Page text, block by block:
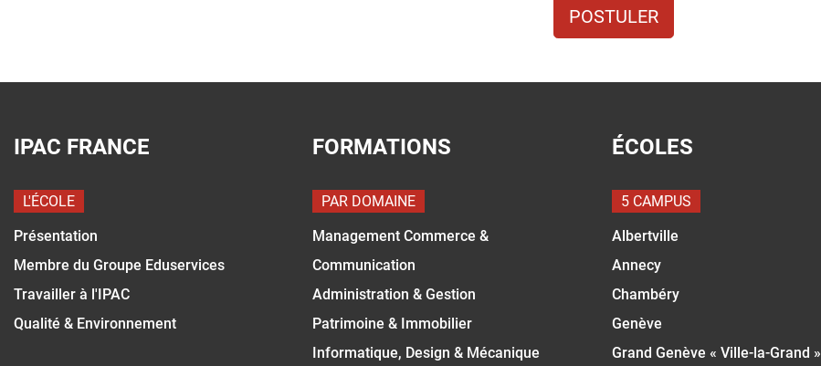
POSTULER
IPAC FRANCE
L'ÉCOLE
Présentation
Membre du Groupe Eduservices
Travailler à l'IPAC
Qualité & Environnement
FORMATIONS
PAR DOMAINE
Management Commerce &
Communication
Administration & Gestion
Patrimoine & Immobilier
Informatique, Design & Mécanique
ÉCOLES
5 CAMPUS
Albertville
Annecy
Chambéry
Genève
Grand Genève « Ville-la-Grand »